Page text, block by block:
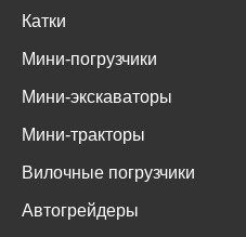
Катки
Мини-погрузчики
Мини-экскаваторы
Мини-тракторы
Вилочные погрузчики
Автогрейдеры